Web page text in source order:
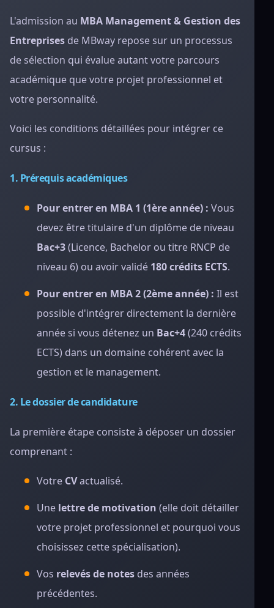
L'admission au MBA Management & Gestion des
Entreprises de MBway repose sur un processus
de sélection qui évalue autant votre parcours
académique que votre projet professionnel et
votre personnalité.
Voici les conditions détaillées pour intégrer ce
cursus :
1. Prérequis académiques
Pour entrer en MBA 1 (1ère année) : Vous
devez être titulaire d'un diplôme de niveau
Bac+3(Licence, Bachelor ou titre RNCP de
niveau 6) ou avoir validé 180 crédits ECTS.
Pour entrer en MBA 2 (2ème année) : Il est
possible d'intégrer directement la dernière
année si vous détenez un Bac+4(240 crédits
ECTS) dans un domaine cohérent avec la
gestion et le management.
2. Le dossier de candidature
La première étape consiste à déposer un dossier
comprenant :
Votre CVactualisé.
Une lettre de motivation (elle doit détailler
votre projet professionnel et pourquoi vous
choisissez cette spécialisation).
Vos relevés de notes des années
précédentes.